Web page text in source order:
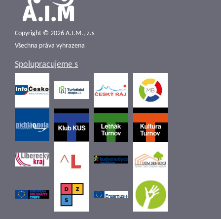
Copyright © 2026 A.I.M., z.s
Všechna práva vyhrazena
Spolupracujeme s